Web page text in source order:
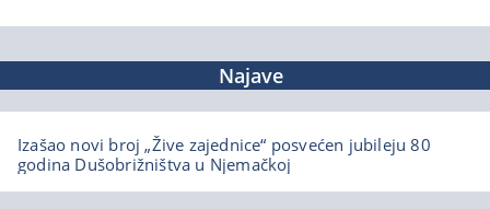
Najave
Izašao novi broj „Žive zajednice“ posvećen jubileju 80
godina Dušobrižništva u Njemačkoj